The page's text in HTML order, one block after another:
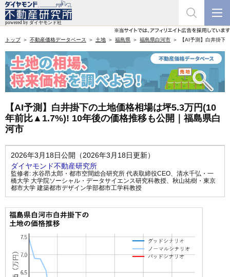
トップ 不動産価格データベース 土地 福島県 福島県白河市 【AI予測】白井掛
【AI予測】白井掛下の土地価格相場は坪5.3万円(10
年前比▲1.7%)! 10年後の価格推移も公開｜福島県白
河市
2026年3月18日公開（2026年3月18日更新）
ダイヤモンド不動産研究所
監修者: 水谷昂太郎・都市空間総合研究所 代表取締役CEO、 清水千弘・一
橋大学 大学院ソーシャル・データサイエンス研究科教授、 秋山祐樹・東京
都市大学 建築都市デザイン学部都市工学科教授